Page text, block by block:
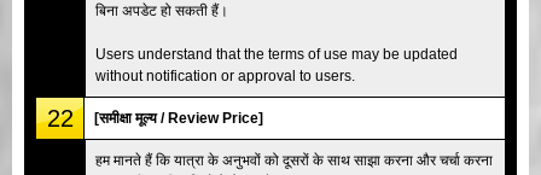
बिना अपडेट हो सकती हैं।
Users understand that the terms of use may be updated
without notification or approval to users.
22 [समीक्षा मूल्य / Review Price]
हम मानते हैं कि यात्रा के अनुभवों को दूसरों के साथ साझा करना और चर्चा करना